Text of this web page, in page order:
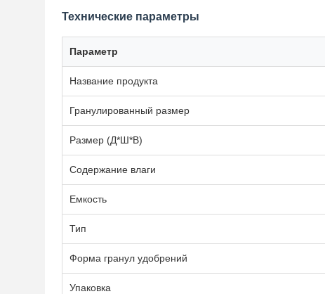
Технические параметры
Параметр
Название продукта
Гранулированный размер
Размер (Д*Ш*В)
Содержание влаги
Емкость
Тип
Форма гранул удобрений
Упаковка